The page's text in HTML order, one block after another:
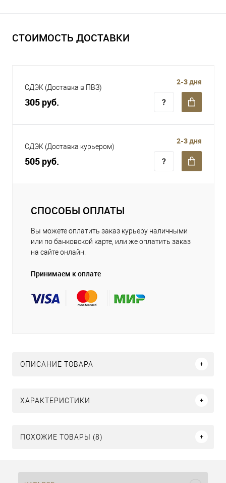
СТОИМОСТЬ ДОСТАВКИ
СДЭК (Доставка в ПВЗ)
305 руб.
2-3 дня
СДЭК (Доставка курьером)
505 руб.
2-3 дня
СПОСОБЫ ОПЛАТЫ
Вы можете оплатить заказ курьеру наличными
или по банковской карте, или же оплатить заказ
на сайте онлайн.
Принимаем к оплате
ОПИСАНИЕ ТОВАРА
ХАРАКТЕРИСТИКИ
ПОХОЖИЕ ТОВАРЫ (8)